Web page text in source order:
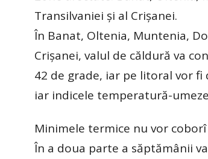
Transilvaniei și al Crișanei.
În Banat, Oltenia, Muntenia,
Crișanei, valul de căldură va
42 de grade, iar pe litoral vor
iar indicele temperatură-
Minimele termice nu vor
În a doua parte a săptămânii